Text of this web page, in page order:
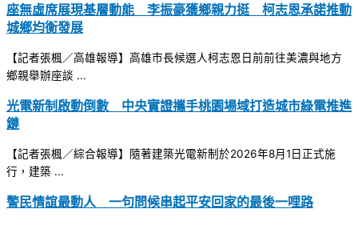
座無虛席展現基層動能 李振豪獲鄉親力挺 柯志恩承諾推動
城鄉均衡發展
【記者張楓／高雄報導】高雄市長候選人柯志恩日前前往美濃與地方
鄉親舉辦座談 ...
光電新制啟動倒數 中央實證攜手桃園場域打造城市綠電推進
鏈
【記者張楓／綜合報導】隨著建築光電新制於2026年8月1日正式施
行，建築 ...
警民情誼最動人 一句問候串起平安回家的最後一哩路